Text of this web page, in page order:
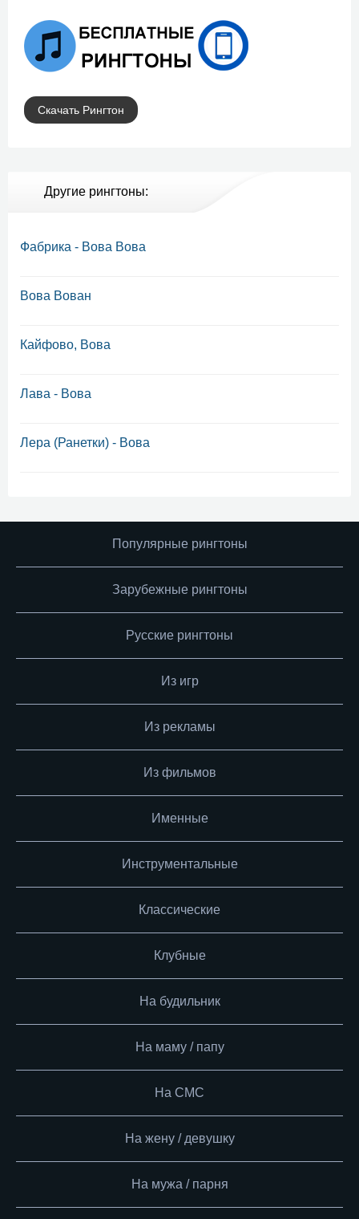
Скачать Рингтон
Другие рингтоны:
Фабрика - Вова Вова
Вова Вован
Кайфово, Вова
Лава - Вова
Лера (Ранетки) - Вова
Популярные рингтоны
Зарубежные рингтоны
Русские рингтоны
Из игр
Из рекламы
Из фильмов
Именные
Инструментальные
Классические
Клубные
На будильник
На маму / папу
На СМС
На жену / девушку
На мужа / парня